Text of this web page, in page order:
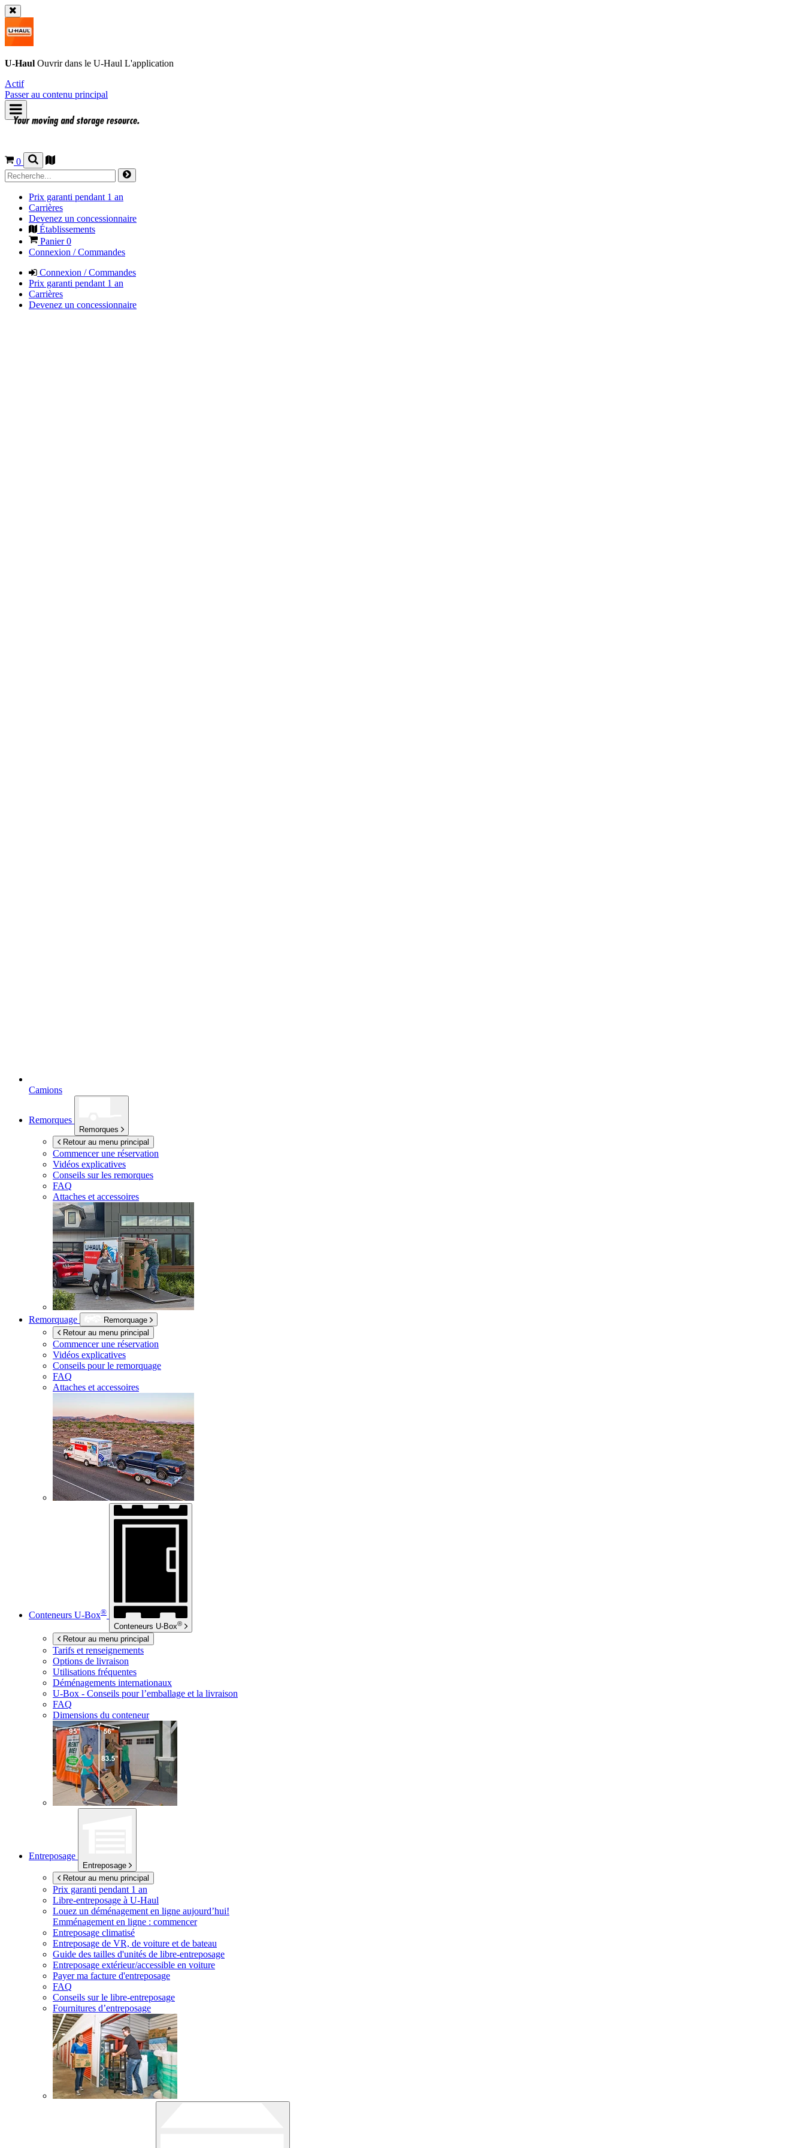
U-Haul Ouvrir dans le U-Haul L'application
Actif
Passer au contenu principal
0
Prix garanti pendant 1 an
Carrières
Devenez un concessionnaire
Établissements
Panier0
Connexion / Commandes
Connexion / Commandes
Prix garanti pendant 1 an
Carrières
Devenez un concessionnaire
Camions
Remorques
Remorques
Retour au menu principal
Commencer une réservation
Vidéos explicatives
Conseils sur les remorques
FAQ
Attaches et accessoires
Remorquage
Remorquage
Retour au menu principal
Commencer une réservation
Vidéos explicatives
Conseils pour le remorquage
FAQ
Attaches et accessoires
Conteneurs U-Box®
Conteneurs U-Box®
Retour au menu principal
Tarifs et renseignements
Options de livraison
Utilisations fréquentes
Déménagements internationaux
U-Box - Conseils pour l’emballage et la livraison
FAQ
Dimensions du conteneur
Entreposage
Entreposage
Retour au menu principal
Prix garanti pendant 1 an
Libre-entreposage à U-Haul
Louez un déménagement en ligne aujourd’hui!
Emménagement en ligne : commencer
Entreposage climatisé
Entreposage de VR, de voiture et de bateau
Guide des tailles d'unités de libre-entreposage
Entreposage extérieur/accessible en voiture
Payer ma facture d'entreposage
FAQ
Conseils sur le libre-entreposage
Fournitures d’entreposage